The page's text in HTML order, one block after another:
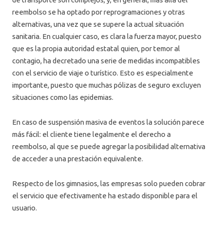
reembolso se ha optado por reprogramaciones y otras
alternativas, una vez que se supere la actual situación
sanitaria. En cualquier caso, es clara la fuerza mayor, puesto
que es la propia autoridad estatal quien, por temor al
contagio, ha decretado una serie de medidas incompatibles
con el servicio de viaje o turístico. Esto es especialmente
importante, puesto que muchas pólizas de seguro excluyen
situaciones como las epidemias.
En caso de suspensión masiva de eventos la solución parece
más fácil: el cliente tiene legalmente el derecho a
reembolso, al que se puede agregar la posibilidad alternativa
de acceder a una prestación equivalente.
Respecto de los gimnasios, las empresas solo pueden cobrar
el servicio que efectivamente ha estado disponible para el
usuario.